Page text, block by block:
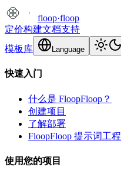
floop·floop
定价构建文档支持
模板库
Language
快速入门
什么是 FloopFloop？
创建项目
了解部署
FloopFloop 提示词工程
使用您的项目